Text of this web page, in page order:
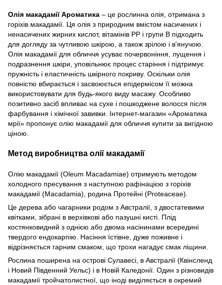
Олія макадамії Ароматика – це рослинна олія, отримана з
горіхів макадамії. Ця олія з природним вмістом насичених і
ненасичених жирних кислот, вітамінів РР і групи В підходить
для догляду за чутливою шкірою, а також зрілою і в'янучою.
Олія макадамії для обличчя усуває почервоніння, лущення і
подразнення шкіри, уповільнює процес старіння і підтримує
пружність і еластичність шкірного покриву. Оскільки олія
повністю вбирається і засвоюється епідермісом її можна
використовувати для будь-якого виду масажу. Особливо
позитивно засіб впливає на сухе і пошкоджене волосся після
фарбування і хімічної завивки. Інтернет-магазин «Ароматика
мрії» пропонує олію макадамії для обличчя купити за вигідною
ціною.
Метод виробництва олії макадамії
Олію макадамії (Oleum Macadamiae) отримують методом
холодного пресування з наступною рафінацією з горіхів
макадамії (Macadamia), родина Протейні (Proteaceae).
Це дерева або чагарники родом з Австралії, з двостатевими
квітками, зібрані в верхівкові або пазушні кисті. Плід
костянковидний з однією або двома насінинами всередині
твердого ендокарпію. Насіння їстівне, дуже поживне і
відрізняється гарним смаком, що трохи нагадує смак ліщини.
Рослина поширена на острові Сулавесі, в Австралії (Квінсленд
і Новий Південний Уельс) і в Новій Каледонії. Один з різновидів
макадамії тройчатолистної, що іноді виділяється в окремий